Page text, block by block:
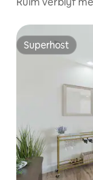
Superhost
Superhost